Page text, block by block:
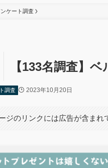
ンケート調査
【133名調査】
調査 2023年10月20日
ジのリンクには広告が含まれ